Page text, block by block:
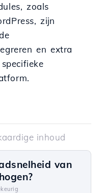
zoals
zijn
en extra
inhoud
van